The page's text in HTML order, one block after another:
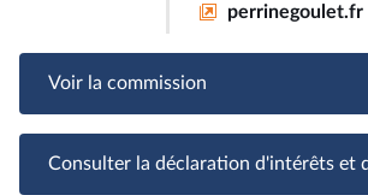
perrinegoulet.fr
Voir la commission
Consulter la déclaration d'intérêts et